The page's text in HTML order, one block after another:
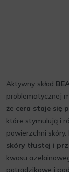
Aktywny skład
problematycznej
że cera staje się
które stymulują i
powierzchni skóry.
skóry tłustej i
kwasu
potrądzikowe i